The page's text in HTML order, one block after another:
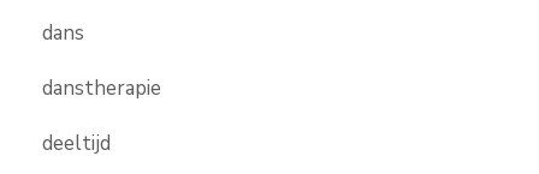
dans
danstherapie
deeltijd